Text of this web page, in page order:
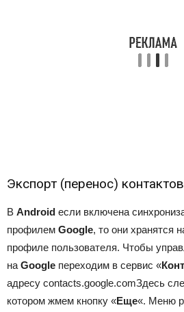
Экспорт (перенос)
В Android если включена
профилем Google, то они хранятся
профиле пользователя. Чтобы
на Google переходим в сервис «
адресу contacts.google.comЗдесь
котором жмем кнопку «Еще«. Меню